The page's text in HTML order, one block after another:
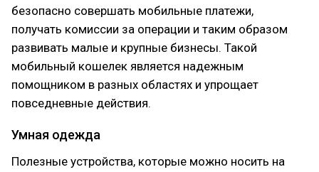
безопасно совершать мобильные платежи,
получать комиссии за операции и таким образом
развивать малые и крупные бизнесы. Такой
мобильный кошелек является надежным
помощником в разных областях и упрощает
повседневные действия.
Умная одежда
Полезные устройства, которые можно носить на